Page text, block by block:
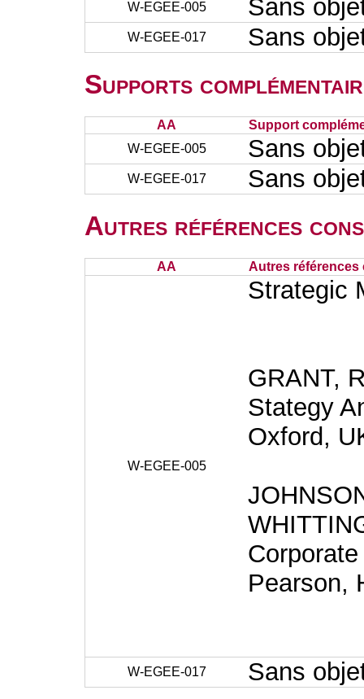
W-EGEE-005 Sans
W-EGEE-017 Sans
Supports
AA
Support
W-EGEE-005
Sans
W-EGEE-017 Sans
Autres références
AA Autres références
W-EGEE-005
Strategic
GRANT,
Stategy
Oxford,
Pearson,
W-EGEE-017
Sans